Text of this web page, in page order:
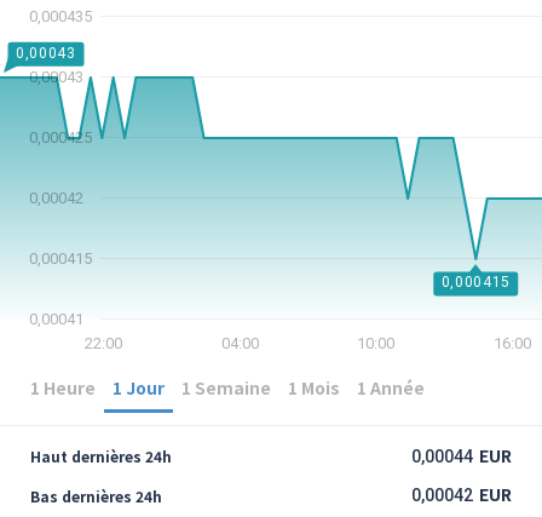
Frais
Support
1 Heure 1 Jour 1 Semaine 1 Mois 1 Année
0,000415
0,00043
22:00 04:00 10:00 16:00
0,00041
0,000415
0,00042
0,000425
0,00043
0,000435
Haut dernières 24h
Bas dernières 24h
0,00044 EUR
0,00042 EUR